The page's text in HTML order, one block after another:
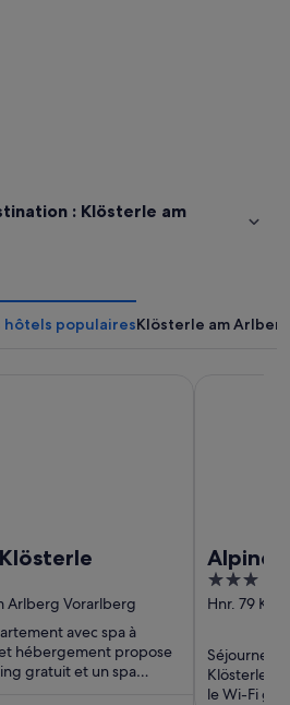
: Klösterle am
hôtels populairesKlösterle am
Arlberg Vorarlberg
avec spa à
hébergement propose
gratuit et un spa
Alpine
Arlberg
3
out
5
Hnr. 79
Séjournez
Klösterle
le Wi-Fi